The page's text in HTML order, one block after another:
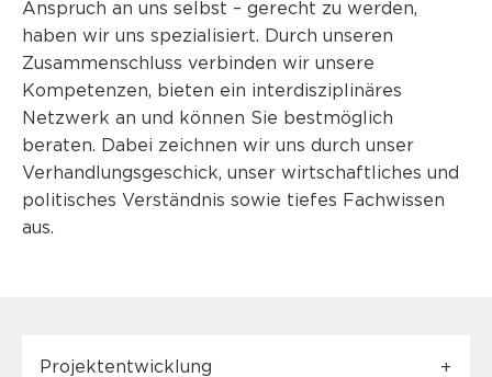
Anspruch an uns selbst – gerecht zu werden,
haben wir uns spezialisiert. Durch unseren
Zusammenschluss verbinden wir unsere
Kompetenzen, bieten ein interdisziplinäres
Netzwerk an und können Sie bestmöglich
beraten. Dabei zeichnen wir uns durch unser
Verhandlungsgeschick, unser wirtschaftliches und
politisches Verständnis sowie tiefes Fachwissen
aus.
Projektentwicklung